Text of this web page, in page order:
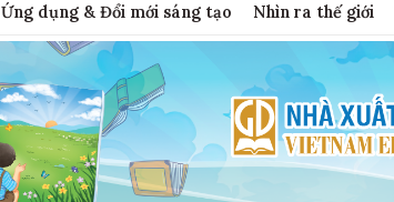
Ứng dụng & Đổi mới sáng tạo Nhìn ra thế giới